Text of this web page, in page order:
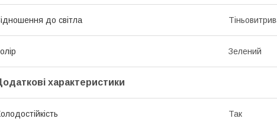
до світла
Зелений
характеристики
Так